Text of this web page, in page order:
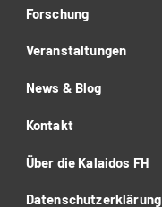
Forschung
Veranstaltungen
News & Blog
Kontakt
Über die Kalaidos FH
Datenschutzerklärung